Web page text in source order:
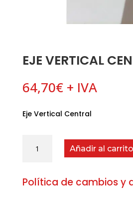
EJE VERTICAL
64,70€ + IVA
Eje Vertical Central
Vertical
Añadir al carrito
Política de cambios y